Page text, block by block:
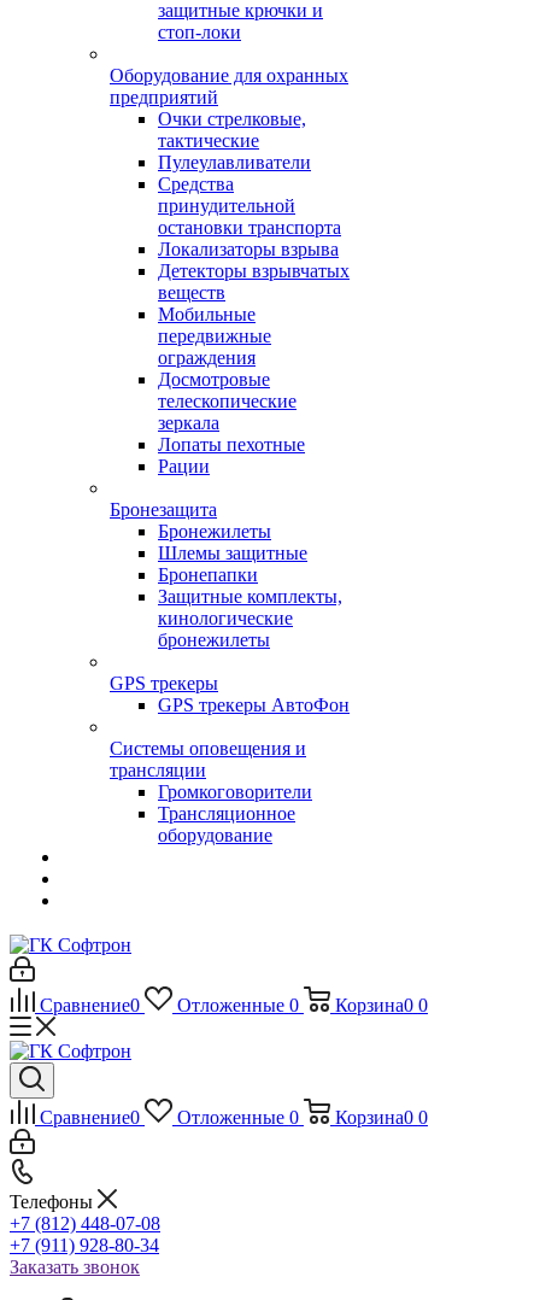
защитные крючки и
стоп-локи
Оборудование для охранных
предприятий
Очки стрелковые,
тактические
Пулеулавливатели
Средства
принудительной
остановки транспорта
Локализаторы взрыва
Детекторы взрывчатых
веществ
Мобильные
передвижные
ограждения
Досмотровые
телескопические
зеркала
Лопаты пехотные
Рации
Бронезащита
Бронежилеты
Шлемы защитные
Бронепапки
Защитные комплекты,
кинологические
бронежилеты
GPS трекеры
GPS трекеры АвтоФон
Системы оповещения и
трансляции
Громкоговорители
Трансляционное
оборудование
Сравнение0 Отложенные 0 Корзина0 0
Сравнение0 Отложенные 0 Корзина0 0
Телефоны
+7 (812) 448-07-08
+7 (911) 928-80-34
Заказать звонок